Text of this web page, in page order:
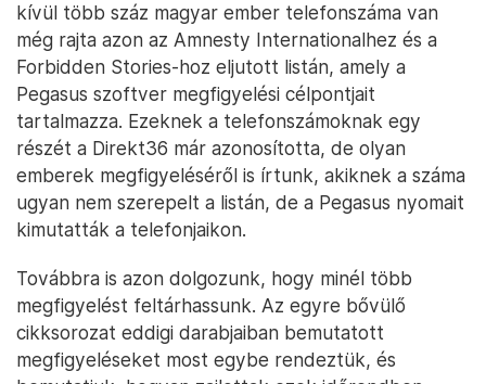
kívül több száz magyar ember telefonszáma van
még rajta azon az Amnesty Internationalhez és a
Forbidden Stories-hoz eljutott listán, amely a
Pegasus szoftver megfigyelési célpontjait
tartalmazza. Ezeknek a telefonszámoknak egy
részét a Direkt36 már azonosította, de olyan
emberek megfigyeléséről is írtunk, akiknek a száma
ugyan nem szerepelt a listán, de a Pegasus nyomait
kimutatták a telefonjaikon.
Továbbra is azon dolgozunk, hogy minél több
megfigyelést feltárhassunk. Az egyre bővülő
cikksorozat eddigi darabjaiban bemutatott
megfigyeléseket most egybe rendeztük, és